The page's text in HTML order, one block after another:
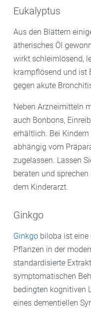
Eukalyptus
Aus den Blättern
ätherisches Öl
wirkt schleimlösend,
krampflösend und ist
gegen akute
Neben Arzneimitteln
auch Bonbons,
erhältlich. Bei
abhängig vom
zugelassen. Lassen
beraten und
dem Kinderarzt.
Ginkgo
Ginkgo biloba ist eine
Pflanzen in der
standardisierte
symptomatischen
bedingten kognitiven
eines dementiellen